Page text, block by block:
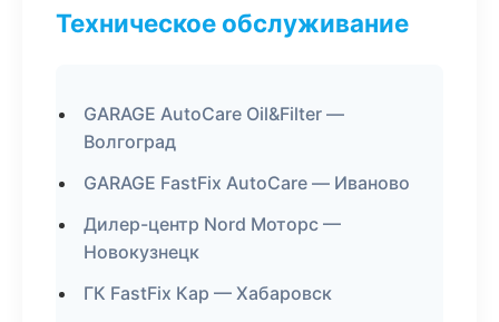
Техническое обслуживание
GARAGE AutoCare Oil&Filter —
Волгоград
GARAGE FastFix AutoCare — Иваново
Дилер-центр Nord Моторс —
Новокузнецк
ГК FastFix Кар — Хабаровск